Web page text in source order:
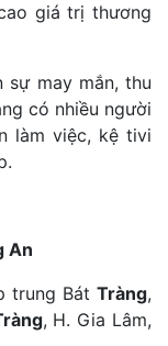
giá trị thương
sự may mắn, thu
có nhiều người
làm việc, kệ tivi
An
trung Bát Tràng,
, H. Gia Lâm,